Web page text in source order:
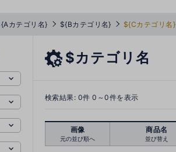
カテゴリ名} ${Bカテゴリ名} ${Cカテゴリ名}
$カテゴリ名
検索結果: 0件 0～0件を表示
画像
元の並び順へ
商品名
並び替え